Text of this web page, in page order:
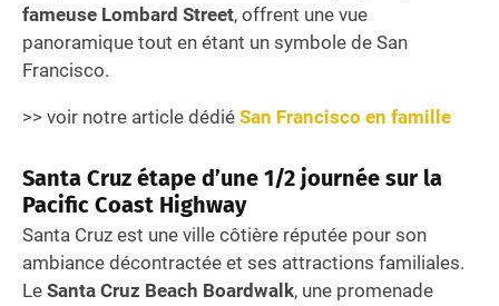
fameuse Lombard Street, offrent une vue
panoramique tout en étant un symbole de San
Francisco.
>> voir notre article dédié San Francisco en famille
Santa Cruz étape d’une 1/2 journée sur la
Pacific Coast Highway
Santa Cruz est une ville côtière réputée pour son
ambiance décontractée et ses attractions familiales.
Le Santa Cruz Beach Boardwalk, une promenade